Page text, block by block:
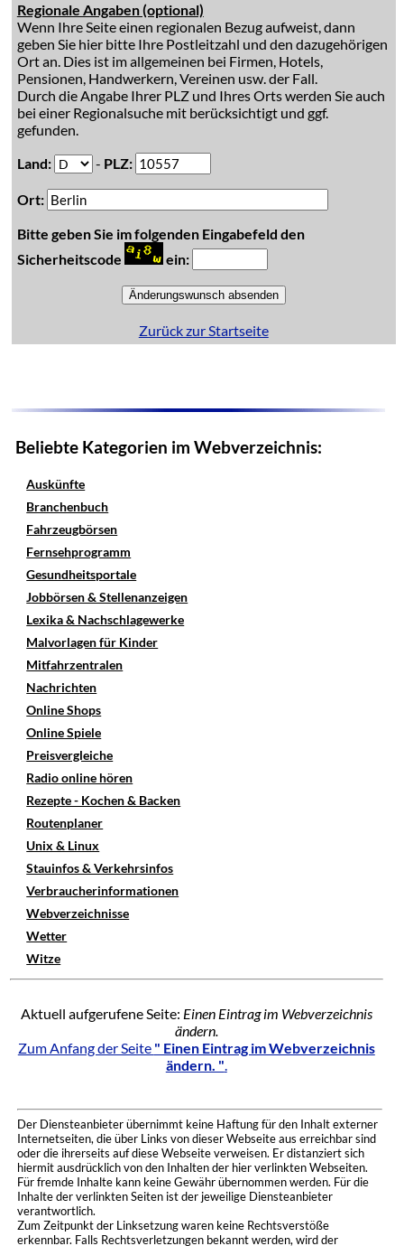
Regionale Angaben (optional)
Wenn Ihre Seite einen regionalen Bezug aufweist, dann
geben Sie hier bitte Ihre Postleitzahl und den dazugehörigen
Ort an. Dies ist im allgemeinen bei Firmen, Hotels,
Pensionen, Handwerkern, Vereinen usw. der Fall.
Durch die Angabe Ihrer PLZ und Ihres Orts werden Sie auch
bei einer Regionalsuche mit berücksichtigt und ggf.
gefunden.
Land:
- PLZ:
Ort:
Bitte geben Sie im folgenden Eingabefeld den
Sicherheitscode
ein:
Zurück zur Startseite
Beliebte Kategorien im Webverzeichnis:
Auskünfte
Branchenbuch
Fahrzeugbörsen
Fernsehprogramm
Gesundheitsportale
Jobbörsen & Stellenanzeigen
Lexika & Nachschlagewerke
Malvorlagen für Kinder
Mitfahrzentralen
Nachrichten
Online Shops
Online Spiele
Preisvergleiche
Radio online hören
Rezepte - Kochen & Backen
Routenplaner
Unix & Linux
Stauinfos & Verkehrsinfos
Verbraucherinformationen
Webverzeichnisse
Wetter
Witze
Aktuell aufgerufene Seite: Einen Eintrag im Webverzeichnis
ändern.
Zum Anfang der Seite " Einen Eintrag im Webverzeichnis
ändern. ".
Der Diensteanbieter übernimmt keine Haftung für den Inhalt externer
Internetseiten, die über Links von dieser Webseite aus erreichbar sind
oder die ihrerseits auf diese Webseite verweisen. Er distanziert sich
hiermit ausdrücklich von den Inhalten der hier verlinkten Webseiten.
Für fremde Inhalte kann keine Gewähr übernommen werden. Für die
Inhalte der verlinkten Seiten ist der jeweilige Diensteanbieter
verantwortlich.
Zum Zeitpunkt der Linksetzung waren keine Rechtsverstöße
erkennbar. Falls Rechtsverletzungen bekannt werden, wird der